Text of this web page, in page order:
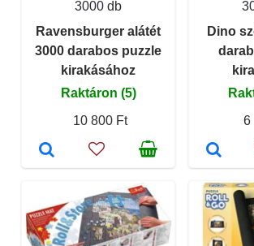
3000 db
Ravensburger alátét
3000 darabos puzzle
kirakásához
Raktáron (5)
10 800 Ft
Dino
6